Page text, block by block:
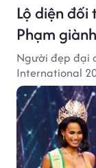
Lộ diện
Phạm
Người đẹp đại
International